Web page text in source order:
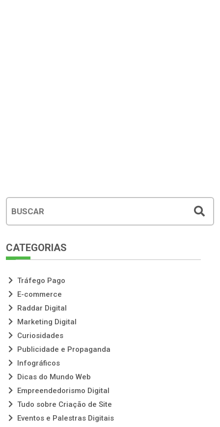
CATEGORIAS
Tráfego Pago
E-commerce
Raddar Digital
Marketing Digital
Curiosidades
Publicidade e Propaganda
Infográficos
Dicas do Mundo Web
Empreendedorismo Digital
Tudo sobre Criação de Site
Eventos e Palestras Digitais